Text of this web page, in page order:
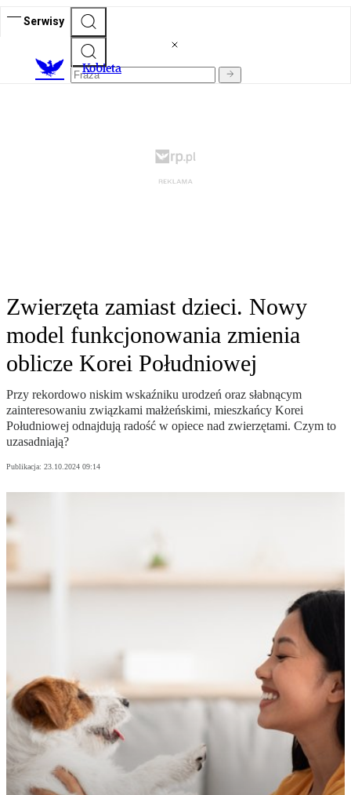
Serwisy
Kobieta
Zwierzęta zamiast dzieci. Nowy
model funkcjonowania zmienia
oblicze Korei Południowej
Przy rekordowo niskim wskaźniku urodzeń oraz słabnącym
zainteresowaniu związkami małżeńskimi, mieszkańcy Korei
Południowej odnajdują radość w opiece nad zwierzętami. Czym to
uzasadniają?
Publikacja: 23.10.2024 09:14